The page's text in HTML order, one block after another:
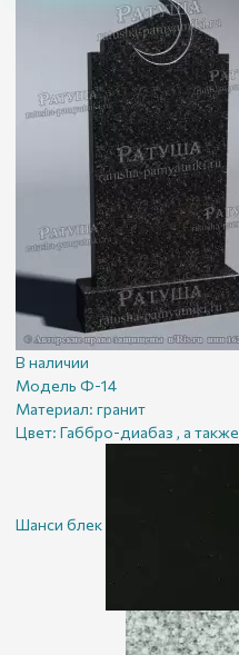
В наличии
Модель Ф-14
Материал: гранит
Цвет: Габбро-диабаз , а также
Шанси блек